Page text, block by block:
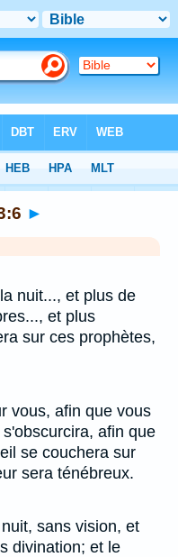
►
nuit..., et plus de
et plus
sur ces prophètes,
vous, afin que vous
afin que
se couchera sur
sera ténébreux.
sans vision, et
divination; et le